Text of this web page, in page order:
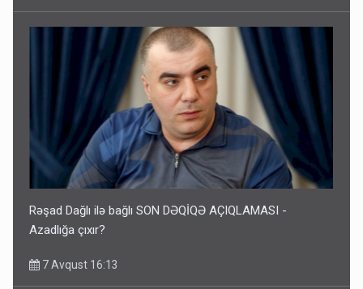
Rəşad Dağlı ilə bağlı SON DƏQİQƏ AÇIQLAMASI -
Azadlığa çıxır?
7 Avqust 16:13